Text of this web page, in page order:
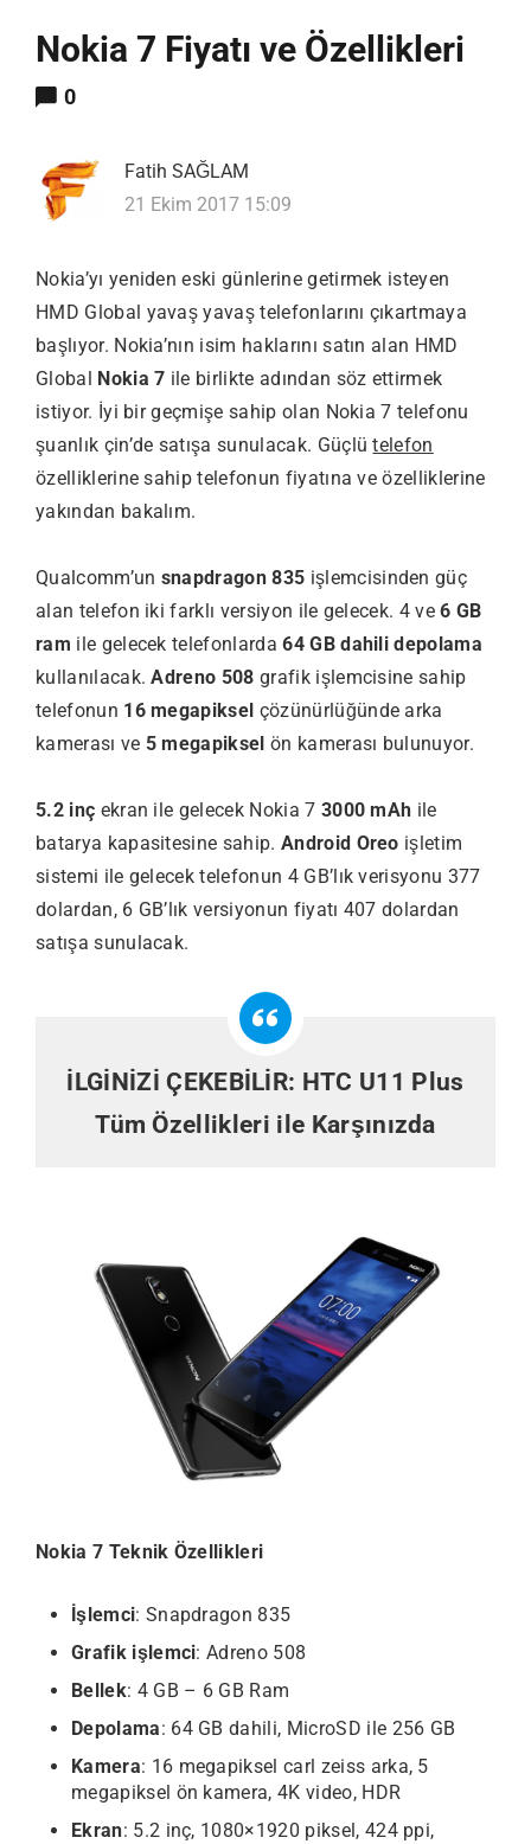
Nokia 7 Fiyatı ve Özellikleri
0
Fatih SAĞLAM
21 Ekim 2017 15:09
Nokia’yı yeniden eski günlerine getirmek isteyen
HMD Global yavaş yavaş telefonlarını çıkartmaya
başlıyor. Nokia’nın isim haklarını satın alan HMD
Global Nokia 7 ile birlikte adından söz ettirmek
istiyor. İyi bir geçmişe sahip olan Nokia 7 telefonu
şuanlık çin’de satışa sunulacak. Güçlütelefon
özelliklerine sahip telefonun fiyatına ve özelliklerine
yakından bakalım.
Qualcomm’un snapdragon 835 işlemcisinden güç
alan telefon iki farklı versiyon ile gelecek. 4 ve6 GB
ram ile gelecek telefonlarda64 GB dahili depolama
kullanılacak.Adreno 508 grafik işlemcisine sahip
telefonun 16 megapiksel çözünürlüğünde arka
kamerası ve 5 megapiksel ön kamerası bulunuyor.
5.2 inç ekran ile gelecek Nokia 7 3000 mAh ile
batarya kapasitesine sahip. Android Oreo işletim
sistemi ile gelecek telefonun 4 GB’lık verisyonu 377
dolardan, 6 GB’lık versiyonun fiyatı 407 dolardan
satışa sunulacak.
İLGİNİZİ ÇEKEBİLİR: HTC U11 Plus
Tüm Özellikleri ile Karşınızda
Nokia 7 Teknik Özellikleri
İşlemci: Snapdragon 835
Grafik işlemci: Adreno 508
Bellek: 4 GB – 6 GB Ram
Depolama: 64 GB dahili, MicroSD ile 256 GB
Kamera: 16 megapiksel carl zeiss arka, 5
megapiksel ön kamera, 4K video, HDR
Ekran: 5.2 inç, 1080×1920 piksel, 424 ppi,